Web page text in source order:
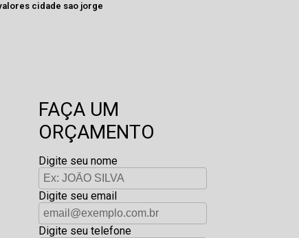
cidade sao jorge
FAÇA UM
ORÇAMENTO
Digite seu nome
Digite seu email
Digite seu telefone